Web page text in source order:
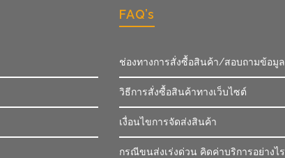
FAQ’s
ช่องทางการสั่งซื้อสินค้า/สอบถามข้อมูล
วิธีการสั่งซื้อสินค้าทางเว็บไซต์
เงื่อนไขการจัดส่งสินค้า
กรณีขนส่งเร่งด่วน คิดค่าบริการอย่างไร